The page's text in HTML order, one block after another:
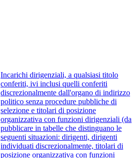
Incarichi dirigenziali, a qualsiasi titolo
conferiti, ivi inclusi quelli conferiti
discrezionalmente dall'organo di indirizzo
politico senza procedure pubbliche di
selezione e titolari di posizione
organizzativa con funzioni dirigenziali (da
pubblicare in tabelle che distinguano le
seguenti situazioni: dirigenti, dirigenti
individuati discrezionalmente, titolari di
posizione organizzativa con funzioni